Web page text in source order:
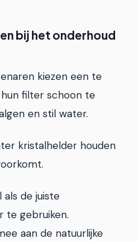
bij het onderhoud
kiezen een te
filter schoon te
en stil water.
kristalhelder houden
de juiste
te gebruiken.
aan de natuurlijke